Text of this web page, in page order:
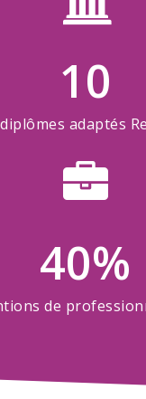
10
diplômes adaptés
40%
de